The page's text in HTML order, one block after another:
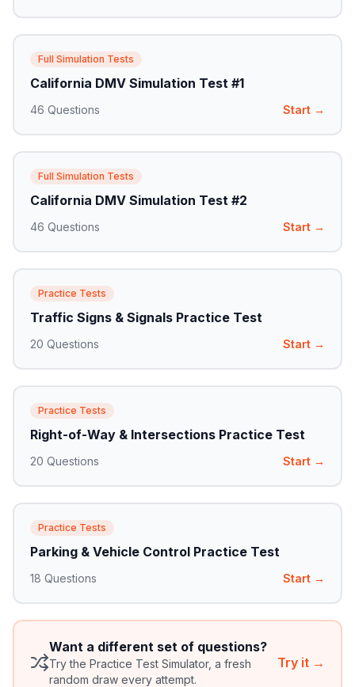
Full Simulation Tests
California DMV Simulation Test #1
46 Questions Start →
Full Simulation Tests
California DMV Simulation Test #2
46 Questions Start →
Practice Tests
Traffic Signs & Signals Practice Test
20 Questions Start →
Practice Tests
Right-of-Way & Intersections Practice Test
20 Questions Start →
Practice Tests
Parking & Vehicle Control Practice Test
18 Questions Start →
Want a different set of questions?
Try the Practice Test Simulator, a fresh
random draw every attempt.
Try it →